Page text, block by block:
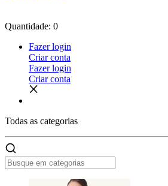
Quantidade: 0
Fazer login
Criar conta
Fazer login
Criar conta
Todas as categorias